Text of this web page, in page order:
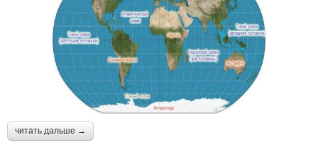
читать дальше →